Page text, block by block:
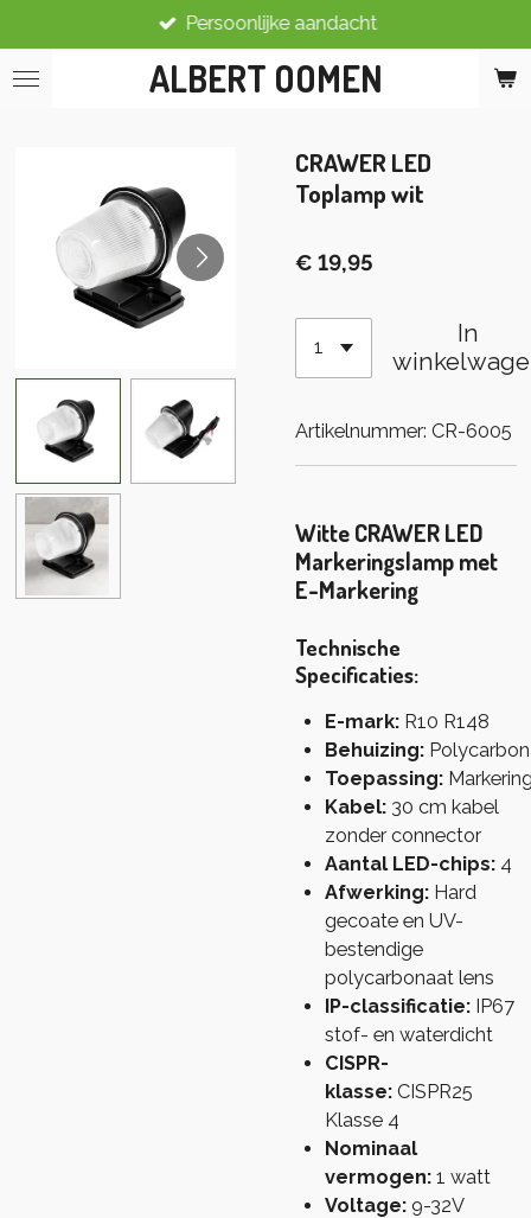
direct
naar
ALBERT OOMEN
Persoonlijke aandacht
CRAWER LED
Toplamp wit
€ 19,95
In
Artikelnummer: CR-6005
Witte CRAWER LED
Markeringslamp met
E-Markering
Technische
Specificaties:
E-mark: R10 R148
Behuizing:
Toepassing:
Kabel: 30 cm kabel
zonder connector
Aantal LED-chips: 4
Afwerking: Hard
gecoate en UV-
bestendige
polycarbonaat lens
IP-classificatie: IP67
stof- en waterdicht
CISPR-
klasse: CISPR25
Klasse 4
Nominaal
vermogen: 1 watt
Voltage: 9-32V